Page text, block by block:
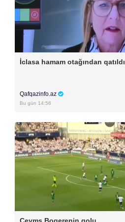
İclasa hamam otağından qatıldı
Qafqazinfo.az
Bu gün 14:56